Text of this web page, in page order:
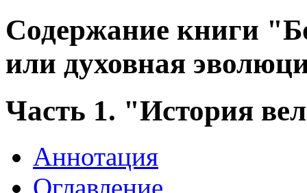
Содержание книги
или духовная
Часть 1. "История
Аннотация